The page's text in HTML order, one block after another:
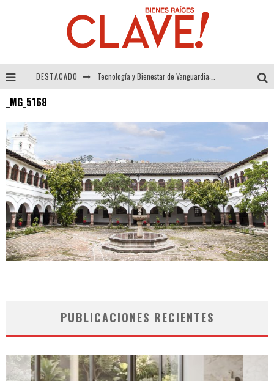
DESTACADO
Alexandra Bedoya – La Constancia detrás de La Paletería
El Despertar de la Calidez: Acabados Dorados de FV para Elevar tu Espacio
_MG_5168
PUBLICACIONES RECIENTES